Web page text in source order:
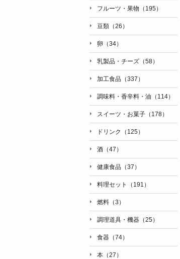
フルーツ・果物（195）
豆類（26）
卵（34）
乳製品・チーズ（58）
加工食品（337）
調味料・香辛料・油（114）
スイーツ・お菓子（178）
ドリンク（125）
酒（47）
健康食品（37）
料理セット（191）
燃料（3）
調理道具・機器（25）
食器（74）
本（27）